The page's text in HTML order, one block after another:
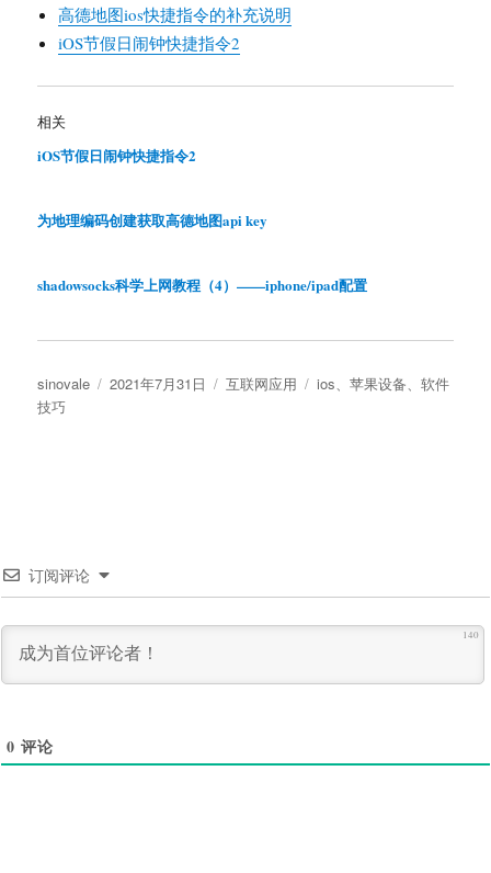
高德地图ios快捷指令的补充说明
iOS节假日闹钟快捷指令2
相关
iOS节假日闹钟快捷指令2
为地理编码创建获取高德地图api key
shadowsocks科学上网教程（4）——iphone/ipad配置
作
者
sinovale
发
2021年7月31日
分
互联网应用
标
ios 、苹果设备 、软件
技巧
订阅评论
140
0 评论